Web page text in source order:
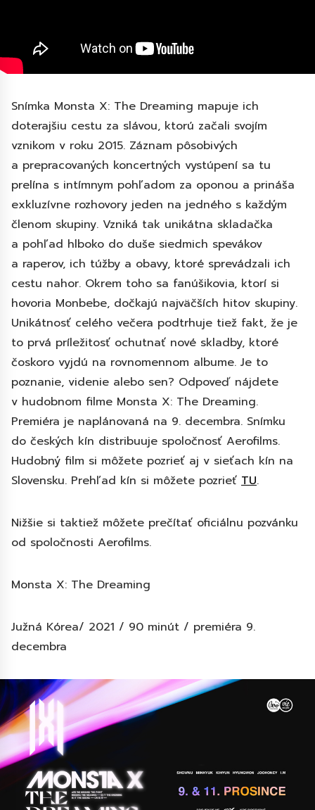
Snímka Monsta X: The Dreaming mapuje ich
doterajšiu cestu za slávou, ktorú začali svojím
vznikom v roku 2015. Záznam pôsobivých
a prepracovaných koncertných vystúpení sa tu
prelína s intímnym pohľadom za oponou a prináša
exkluzívne rozhovory jeden na jedného s každým
členom skupiny. Vzniká tak unikátna skladačka
a pohľad hlboko do duše siedmich spevákov
a raperov, ich túžby a obavy, ktoré sprevádzali ich
cestu nahor. Okrem toho sa fanúšikovia, ktorí si
hovoria Monbebe, dočkajú najväčších hitov skupiny.
Unikátnosť celého večera podtrhuje tiež fakt, že je
to prvá príležitosť ochutnať nové skladby, ktoré
čoskoro vyjdú na rovnomennom albume. Je to
poznanie, videnie alebo sen? Odpoveď nájdete
v hudobnom filme Monsta X: The Dreaming.
Premiéra je naplánovaná na 9. decembra. Snímku
do českých kín distribuuje spoločnosť Aerofilms.
Hudobný film si môžete pozrieť aj v sieťach kín na
Slovensku. Prehľad kín si môžete pozrieť TU.
Nižšie si taktiež môžete prečítať oficiálnu pozvánku
od spoločnosti Aerofilms.
Monsta X: The Dreaming
Južná Kórea/ 2021 / 90 minút / premiéra 9.
decembra